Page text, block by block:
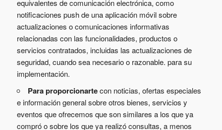
equivalentes de comunicación electrónica, como
notificaciones push de una aplicación móvil sobre
actualizaciones o comunicaciones informativas
relacionadas con las funcionalidades, productos o
servicios contratados, incluidas las actualizaciones de
seguridad, cuando sea necesario o razonable. para su
implementación.
Para proporcionartecon noticias, ofertas especiales
e información general sobre otros bienes, servicios y
eventos que ofrecemos que son similares a los que ya
compró o sobre los que ya realizó consultas, a menos